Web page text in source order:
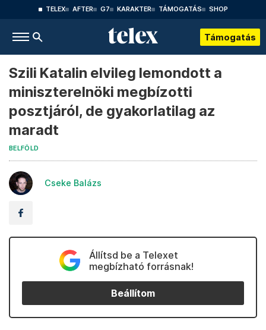
TELEX AFTER G7 KARAKTER TÁMOGATÁS SHOP
Támogatás
Szili Katalin elvileg lemondott a
miniszterelnöki megbízotti
posztjáról, de gyakorlatilag az
maradt
BELFÖLD
Cseke Balázs
Állítsd be a Telexet
megbízható forrásnak!
Beállítom